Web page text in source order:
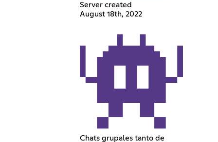
Server created
August 18th, 2022
Chats grupales tanto de